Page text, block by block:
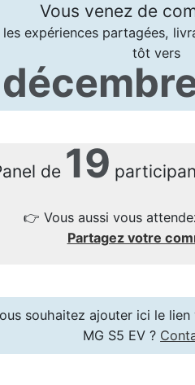
Vous venez de
les expériences partagées,
tôt vers
de 19
👉 Vous aussi vous
Partagez votre
souhaitez ajouter ici le
MG S5 EV ?